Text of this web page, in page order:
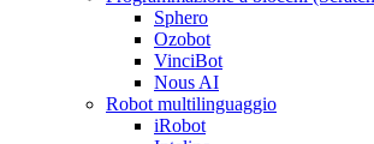
Sphero
Ozobot
VinciBot
Nous AI
Robot multilinguaggio
iRobot